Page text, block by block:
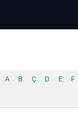
A B Ç D E F